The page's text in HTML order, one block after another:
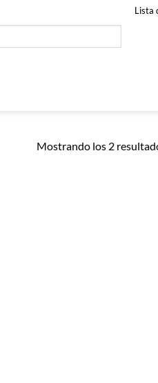
Lista
Mostrando los 2